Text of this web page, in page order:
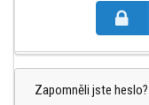
Zapomněli jste heslo?